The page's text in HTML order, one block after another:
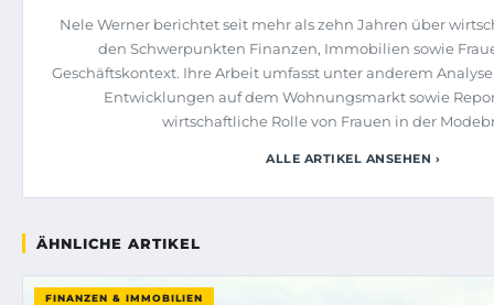
Nele Werner berichtet seit mehr als zehn Jahren über
den Schwerpunkten Finanzen, Immobilien sowie
Geschäftskontext. Ihre Arbeit umfasst unter anderem
Entwicklungen auf dem Wohnungsmarkt sowie
wirtschaftliche Rolle von Frauen in der
ALLE ARTIKEL ANSEHEN ›
ÄHNLICHE ARTIKEL
FINANZEN & IMMOBILIEN